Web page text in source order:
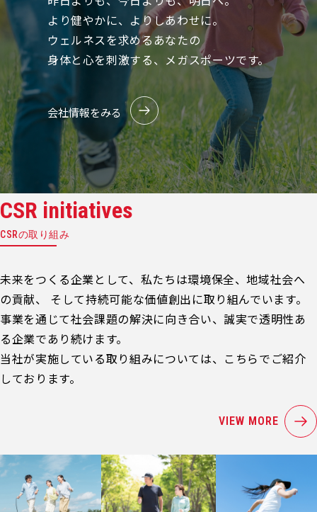
より健やかに、よりしあわせに。
ウェルネスを求めるあなたの
身体と心を刺激する、メガスポーツです。
会社情報をみる
CSR initiatives
CSRの取り組み
未来をつくる企業として、私たちは環境保全、地域社会へ
の貢献、 そして持続可能な価値創出に取り組んでいます。
事業を通じて社会課題の解決に向き合い、誠実で透明性あ
る企業であり続けます。
当社が実施している取り組みについては、こちらでご紹介
しております。
VIEW MORE